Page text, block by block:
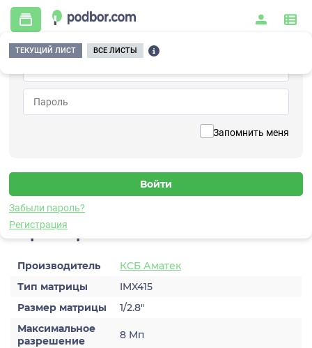
Запомнить меня
Забыли пароль?
Регистрация
ТЕКУЩИЙ ЛИСТ ВСЕ ЛИСТЫ
Главная / Видеонаблюдение / Видеокамеры / IP /
AC-IS805Z (мото, 2,7-13,5) с микрофоном
микрофоном
Видеокамера IP
Характеристики
Производитель
КСБ Аматек
Тип матрицы
IMX415
Размер матрицы
1/2.8″
Максимальное
разрешение
8 Мп